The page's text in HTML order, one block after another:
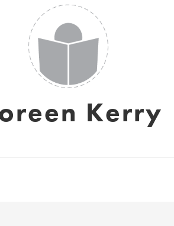
Kerry